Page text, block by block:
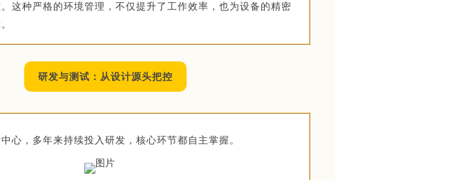
这种严格的环境管理，不仅提升了工作效率，也为设备的精密
研发与测试：从设计源头把控
心，多年来持续投入研发，核心环节都自主掌握。